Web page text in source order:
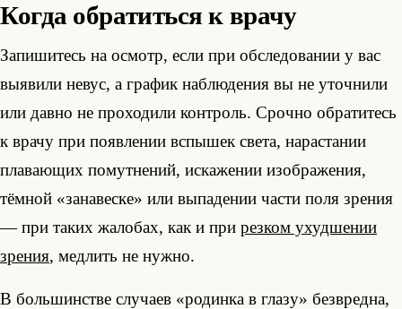
Когда обратиться к врачу
Запишитесь на осмотр, если при обследовании у вас
выявили невус, а график наблюдения вы не уточнили
или давно не проходили контроль. Срочно обратитесь
к врачу при появлении вспышек света, нарастании
плавающих помутнений, искажении изображения,
тёмной «занавеске» или выпадении части поля зрения
— при таких жалобах, как и при резком ухудшении
зрения, медлить не нужно.
В большинстве случаев «родинка в глазу» безвредна,